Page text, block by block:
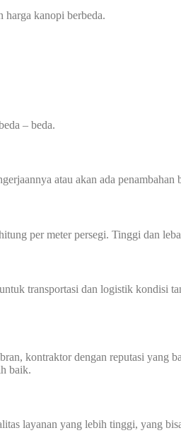
harga kanopi berbeda.
– beda.
atau akan ada penambahan
per meter persegi. Tinggi dan
transportasi dan logistik kondisi
kontraktor dengan reputasi yang
baik.
layanan yang lebih tinggi, yang